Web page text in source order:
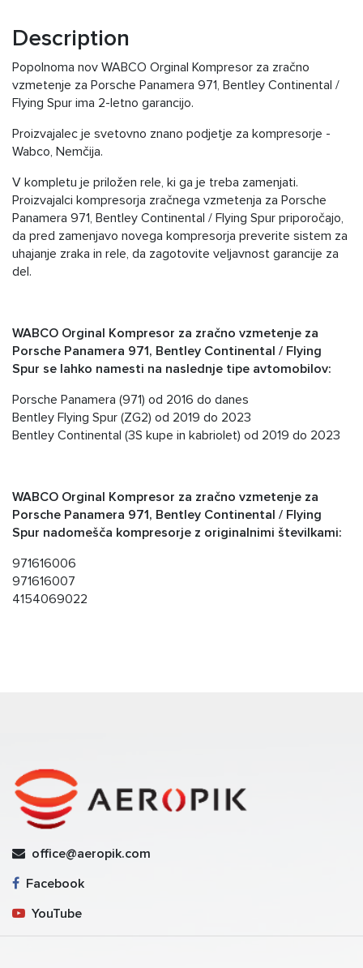
Description
Popolnoma nov WABCO Orginal Kompresor za zračno
vzmetenje za Porsche Panamera 971, Bentley Continental /
Flying Spur ima 2-letno garancijo.
Proizvajalec je svetovno znano podjetje za kompresorje -
Wabco, Nemčija.
V kompletu je priložen rele, ki ga je treba zamenjati.
Proizvajalci kompresorja zračnega vzmetenja za Porsche
Panamera 971, Bentley Continental / Flying Spur priporočajo,
da pred zamenjavo novega kompresorja preverite sistem za
uhajanje zraka in rele, da zagotovite veljavnost garancije za
del.
WABCO Orginal Kompresor za zračno vzmetenje za
Porsche Panamera 971, Bentley Continental / Flying
Spur se lahko namesti na naslednje tipe avtomobilov:
Porsche Panamera (971) od 2016 do danes
Bentley Flying Spur (ZG2) od 2019 do 2023
Bentley Continental (3S kupe in kabriolet) od 2019 do 2023
WABCO Orginal Kompresor za zračno vzmetenje za
Porsche Panamera 971, Bentley Continental / Flying
Spur nadomešča kompresorje z originalnimi številkami:
971616006
971616007
4154069022
office@aeropik.com
Facebook
YouTube